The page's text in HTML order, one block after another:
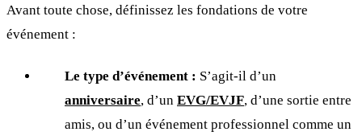
Avant toute chose, définissez les fondations de votre
événement :
Le type d’événement : S’agit-il d’un
anniversaire, d’un EVG/EVJF, d’une sortie entre
amis, ou d’un événement professionnel comme un